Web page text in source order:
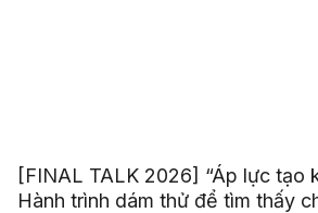
[FINAL TALK 2026] “Áp lực tạo
Hành trình dám thử để tìm thấy